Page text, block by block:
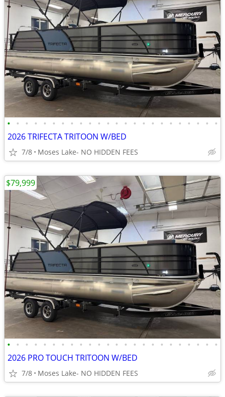
• • • • • • • • • • • • • • • • • • • • • • • •
2026 TRIFECTA TRITOON W/BED
7/8 Moses Lake- NO HIDDEN FEES
• • • • • • • • • • • • • • • • • • • • • • • •
2026 PRO TOUCH TRITOON W/BED
7/8 Moses Lake- NO HIDDEN FEES
$79,999